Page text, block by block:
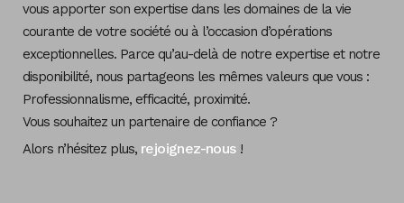
vous apporter son expertise dans les domaines de la vie
courante de votre société ou à l’occasion d’opérations
exceptionnelles. Parce qu’au-delà de notre expertise et notre
disponibilité, nous partageons les mêmes valeurs que vous :
Professionnalisme, efficacité, proximité.
Vous souhaitez un partenaire de confiance ?
Alors n’hésitez plus, rejoignez-nous!